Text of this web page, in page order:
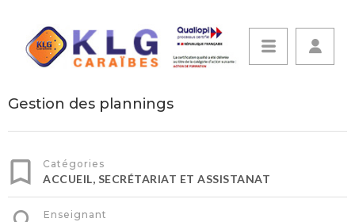
Gestion des plannings
Catégories
ACCUEIL, SECRÉTARIAT ET ASSISTANAT
Enseignant